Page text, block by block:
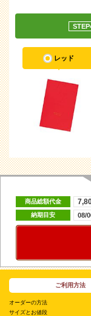
レッド
商品総額代金
納期目安 08/
ご利用方法
オーダーの方法
サイズとお値段